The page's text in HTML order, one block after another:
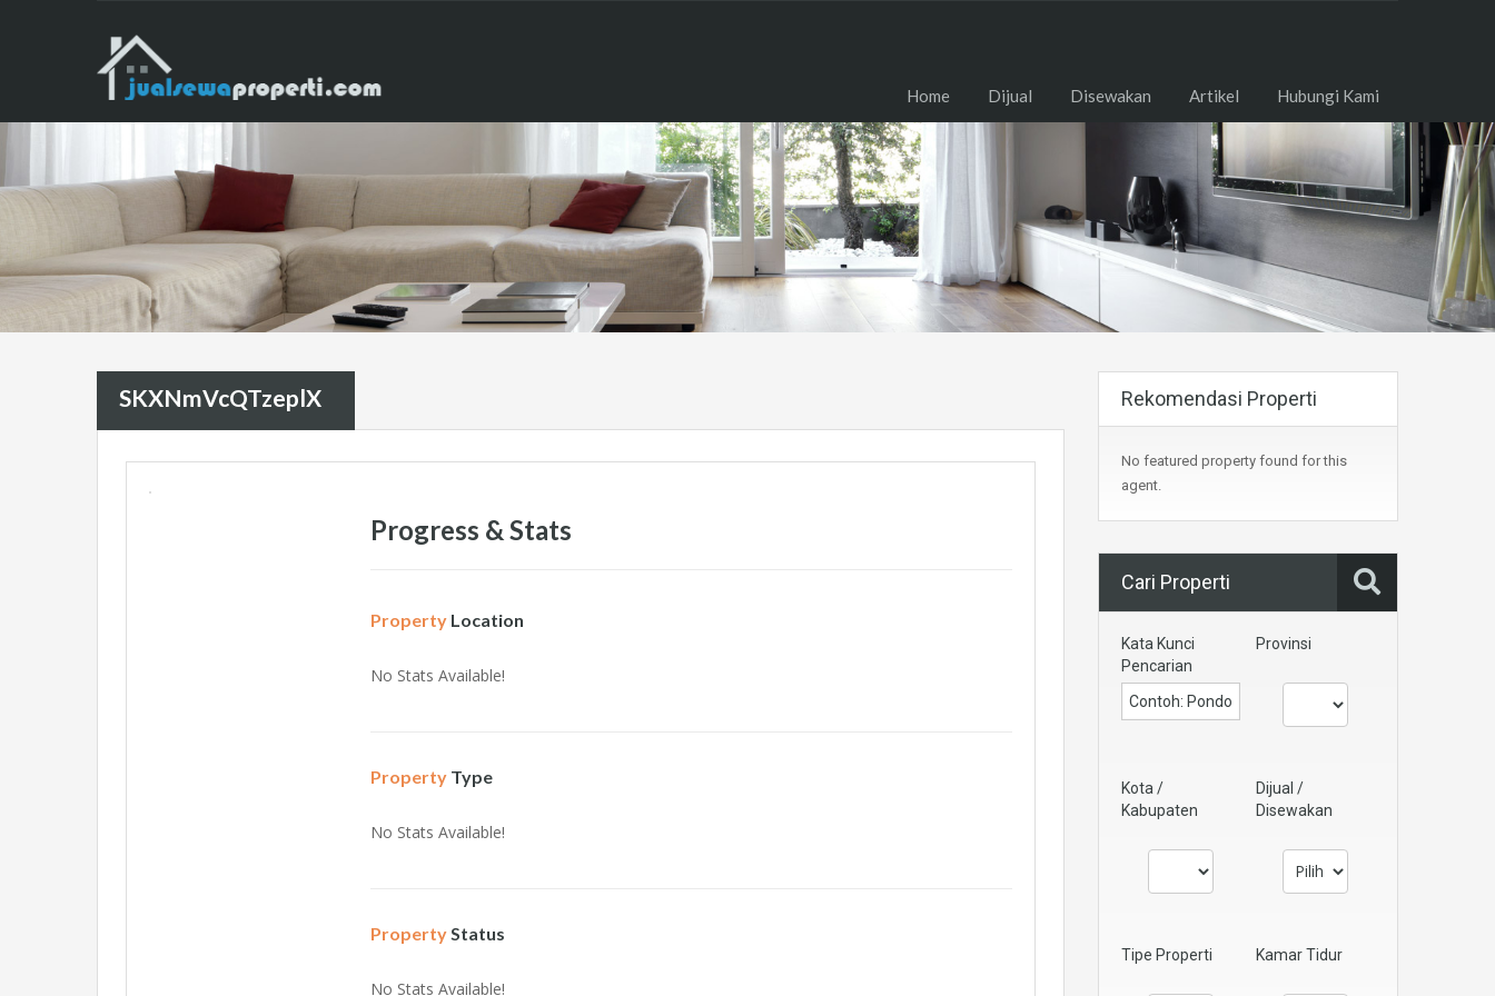
Home Dijual Disewakan Artikel Hubungi Kami
SKXNmVcQTzeplX
Progress & Stats
PropertyLocation
No Stats Available!
PropertyType
No Stats Available!
PropertyStatus
No Stats Available!
Rekomendasi Properti
No featured property found for this
agent.
Cari Properti
Kata Kunci
Pencarian
Provinsi
Kota /
Kabupaten
Dijual /
Disewakan
Tipe Properti Kamar Tidur